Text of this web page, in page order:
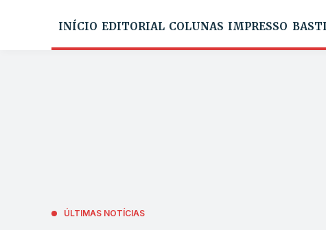
INÍCIO EDITORIAL COLUNAS IMPRESSO
ÚLTIMAS NOTÍCIAS